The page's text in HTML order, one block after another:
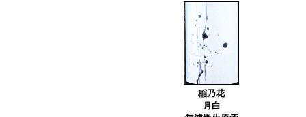
稲乃花
月白